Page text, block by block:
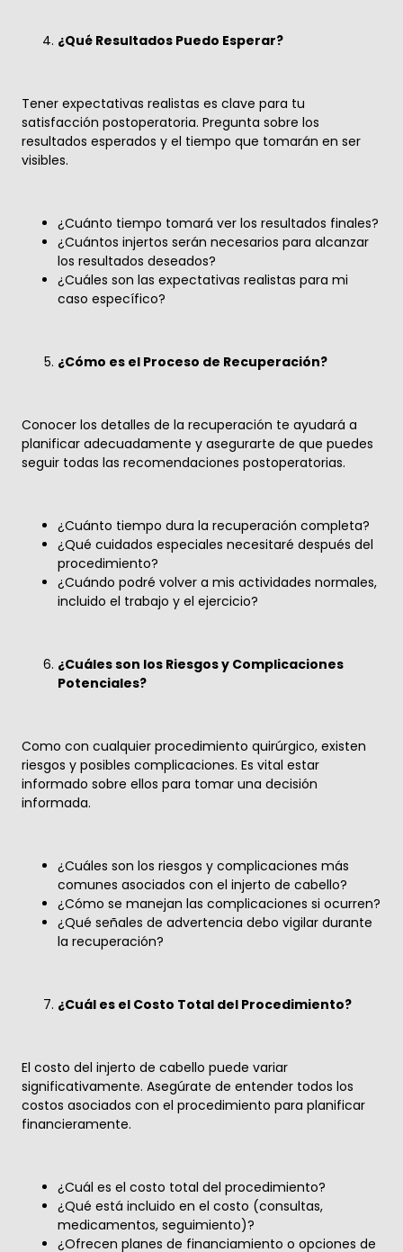
¿Qué Resultados Puedo Esperar?
Tener expectativas realistas es clave para tu
satisfacción postoperatoria. Pregunta sobre los
resultados esperados y el tiempo que tomarán en ser
visibles.
¿Cuánto tiempo tomará ver los resultados finales?
¿Cuántos injertos serán necesarios para alcanzar
los resultados deseados?
¿Cuáles son las expectativas realistas para mi
caso específico?
¿Cómo es el Proceso de Recuperación?
Conocer los detalles de la recuperación te ayudará a
planificar adecuadamente y asegurarte de que puedes
seguir todas las recomendaciones postoperatorias.
¿Cuánto tiempo dura la recuperación completa?
¿Qué cuidados especiales necesitaré después del
procedimiento?
¿Cuándo podré volver a mis actividades normales,
incluido el trabajo y el ejercicio?
¿Cuáles son los Riesgos y Complicaciones
Potenciales?
Como con cualquier procedimiento quirúrgico, existen
riesgos y posibles complicaciones. Es vital estar
informado sobre ellos para tomar una decisión
informada.
¿Cuáles son los riesgos y complicaciones más
comunes asociados con el injerto de cabello?
¿Cómo se manejan las complicaciones si ocurren?
¿Qué señales de advertencia debo vigilar durante
la recuperación?
¿Cuál es el Costo Total del Procedimiento?
El costo del injerto de cabello puede variar
significativamente. Asegúrate de entender todos los
costos asociados con el procedimiento para planificar
financieramente.
¿Cuál es el costo total del procedimiento?
¿Qué está incluido en el costo (consultas,
medicamentos, seguimiento)?
¿Ofrecen planes de financiamiento o opciones de